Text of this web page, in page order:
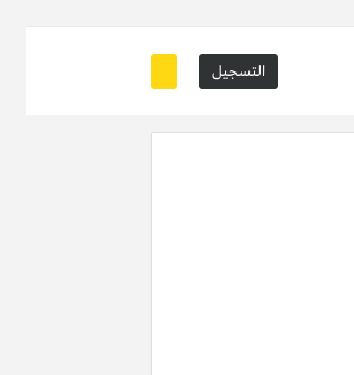
التسجيل